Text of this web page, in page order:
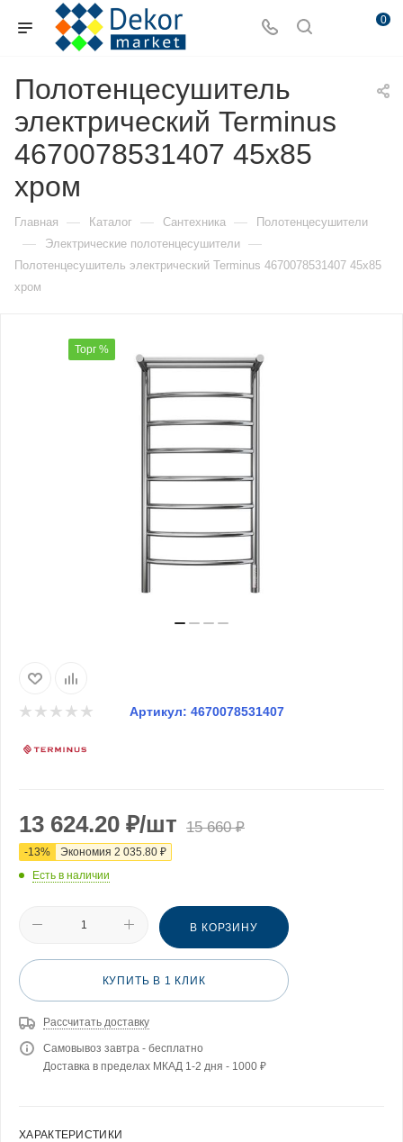
0
Полотенцесушитель
электрический Terminus
4670078531407 45х85
хром
Главная — Каталог — Сантехника — Полотенцесушители
— Электрические полотенцесушители —
Полотенцесушитель электрический Terminus 4670078531407 45х85
хром
Торг %
Артикул: 4670078531407
13 624.20 ₽/шт 15 660₽
-13% Экономия 2 035.80 ₽
Есть в наличии
В КОРЗИНУ
КУПИТЬ В 1 КЛИК
Рассчитать доставку
Самовывоз завтра - бесплатно
Доставка в пределах МКАД 1-2 дня - 1000 ₽
ХАРАКТЕРИСТИКИ